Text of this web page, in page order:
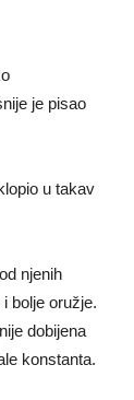
je pisao
u takav
njenih
bolje oružje.
dobijena
konstanta.